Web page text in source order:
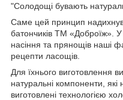
"Солодощі бувають
Саме цей принцип
батончиків ТМ «Доброїж». У
насіння та прянощів наші
рецепти ласощів.
Для їхнього виготовлення
натуральні компоненти, які
виготовлені технологією